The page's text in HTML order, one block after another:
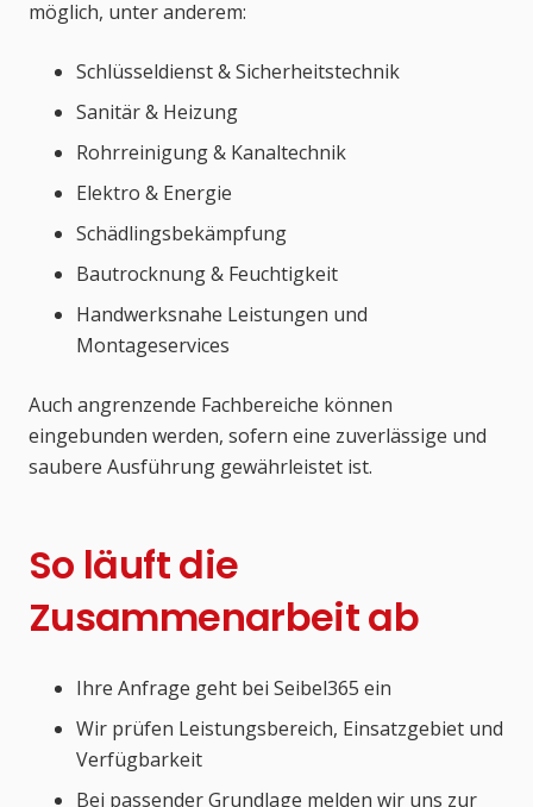
möglich, unter anderem:
Schlüsseldienst & Sicherheitstechnik
Sanitär & Heizung
Rohrreinigung & Kanaltechnik
Elektro & Energie
Schädlingsbekämpfung
Bautrocknung & Feuchtigkeit
Handwerksnahe Leistungen und
Montageservices
Auch angrenzende Fachbereiche können
eingebunden werden, sofern eine zuverlässige und
saubere Ausführung gewährleistet ist.
So läuft die
Zusammenarbeit ab
Ihre Anfrage geht bei Seibel365 ein
Wir prüfen Leistungsbereich, Einsatzgebiet und
Verfügbarkeit
Bei passender Grundlage melden wir uns zur